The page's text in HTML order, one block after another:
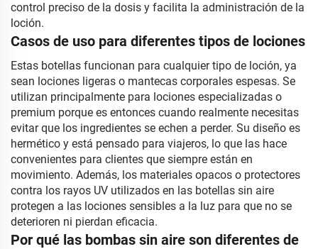
control preciso de la dosis y facilita la administración de la
loción.
Casos de uso para diferentes tipos de lociones
Estas botellas funcionan para cualquier tipo de loción, ya
sean lociones ligeras o mantecas corporales espesas. Se
utilizan principalmente para lociones especializadas o
premium porque es entonces cuando realmente necesitas
evitar que los ingredientes se echen a perder. Su diseño es
hermético y está pensado para viajeros, lo que las hace
convenientes para clientes que siempre están en
movimiento. Además, los materiales opacos o protectores
contra los rayos UV utilizados en las botellas sin aire
protegen a las lociones sensibles a la luz para que no se
deterioren ni pierdan eficacia.
Por qué las bombas sin aire son diferentes de